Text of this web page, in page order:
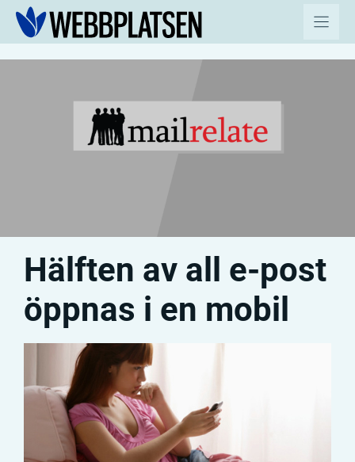
Hoppa
innehåll
Hälften av all e-post
öppnas i en mobil